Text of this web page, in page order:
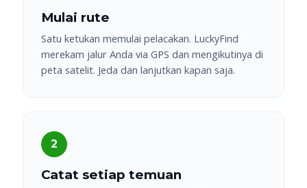
Mulai rute
Satu ketukan memulai pelacakan. LuckyFind
merekam jalur Anda via GPS dan mengikutinya di
peta satelit. Jeda dan lanjutkan kapan saja.
Catat setiap temuan